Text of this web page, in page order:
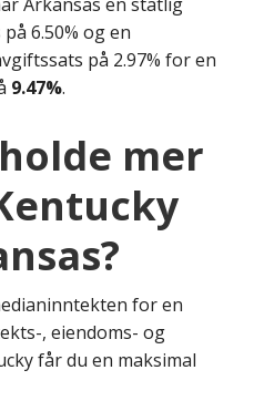
6.50% og en
på 2.97% for en
9.47%.
mer
for en
, eiendoms- og
får du en maksimal